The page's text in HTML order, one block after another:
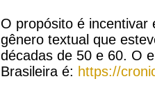
O propósito é
gênero textual que
décadas de 50 e 60. O
Brasileira é: https://